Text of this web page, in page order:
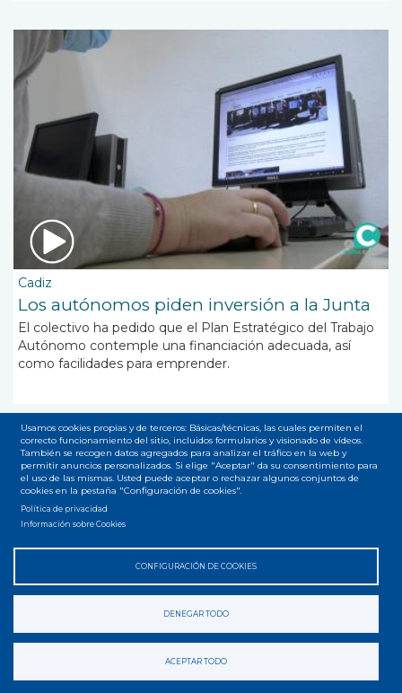
Cadiz
Los autónomos piden inversión a la Junta
El colectivo ha pedido que el Plan Estratégico del Trabajo
Autónomo contemple una financiación adecuada, así
como facilidades para emprender.
Paginación
Página
actual
1 Page
2
Siguiente
página
››
Última
página
Última »
Suscribirse a autónomos
del
pie
Accesibilidad Privacidad Legal Cookies Mapa web
Usamos cookies propias y de terceros: Básicas/técnicas, las cuales permiten el
correcto funcionamiento del sitio, incluidos formularios y visionado de vídeos.
También se recogen datos agregados para analizar el tráfico en la web y
permitir anuncios personalizados. Si elige "Aceptar" da su consentimiento para
el uso de las mismas. Usted puede aceptar o rechazar algunos conjuntos de
cookies en la pestaña "Configuración de cookies".
Política de privacidad
Información sobre Cookies
CONFIGURACIÓN DE COOKIES
DENEGAR TODO
ACEPTAR TODO